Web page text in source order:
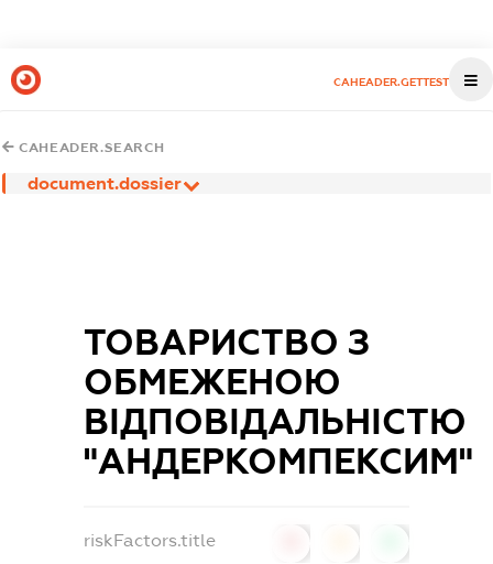
CAHEADER.GETTEST
CAHEADER.SEARCH
document.dossier
ТОВАРИСТВО З
ОБМЕЖЕНОЮ
ВІДПОВІДАЛЬНІСТЮ
"АНДЕРКОМПЕКСИМ"
riskFactors.title